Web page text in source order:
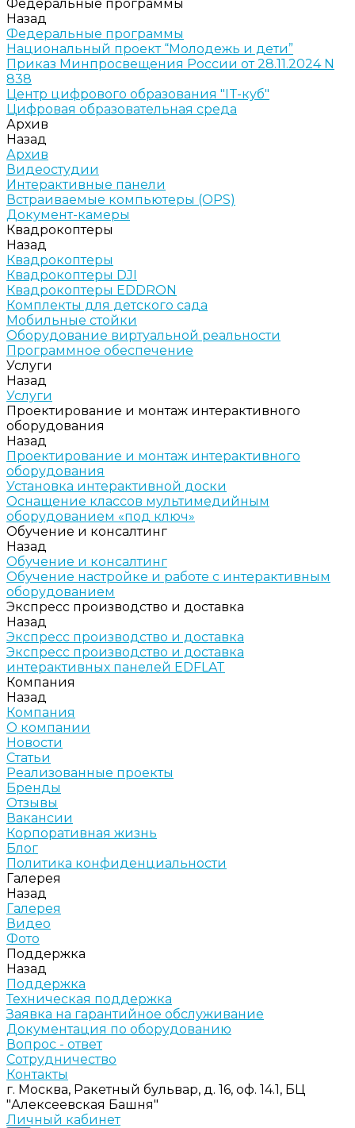
Федеральные программы
Назад
Федеральные программы
Национальный проект “Молодежь и дети”
Приказ Минпросвещения России от 28.11.2024 N
838
Центр цифрового образования "IT-куб"
Цифровая образовательная среда
Архив
Назад
Архив
Видеостудии
Интерактивные панели
Встраиваемые компьютеры (OPS)
Документ-камеры
Квадрокоптеры
Назад
Квадрокоптеры
Квадрокоптеры DJI
Квадрокоптеры EDDRON
Комплекты для детского сада
Мобильные стойки
Оборудование виртуальной реальности
Программное обеспечение
Услуги
Назад
Услуги
Проектирование и монтаж интерактивного
оборудования
Назад
Проектирование и монтаж интерактивного
оборудования
Установка интерактивной доски
Оснащение классов мультимедийным
оборудованием «под ключ»
Обучение и консалтинг
Назад
Обучение и консалтинг
Обучение настройке и работе с интерактивным
оборудованием
Экспресс производство и доставка
Назад
Экспресс производство и доставка
Экспресс производство и доставка
интерактивных панелей EDFLAT
Компания
Назад
Компания
О компании
Новости
Статьи
Реализованные проекты
Бренды
Отзывы
Вакансии
Корпоративная жизнь
Блог
Политика конфиденциальности
Галерея
Назад
Галерея
Видео
Фото
Поддержка
Назад
Поддержка
Техническая поддержка
Заявка на гарантийное обслуживание
Документация по оборудованию
Вопрос - ответ
Сотрудничество
Контакты
г. Москва, Ракетный бульвар, д. 16, оф. 14.1, БЦ
"Алексеевская Башня"
Личный кабинет